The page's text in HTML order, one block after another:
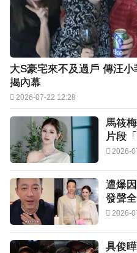
大S豪宅來不及過戶 傳汪
揭內幕
2026-07-22 12:28
馬筱
片段
2026-
遭爆
發聲
2026-
具俊